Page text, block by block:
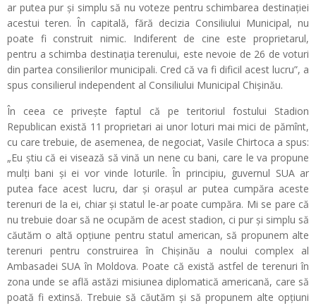
ar putea pur și simplu să nu voteze pentru schimbarea destinației
acestui teren. În capitală, fără decizia Consiliului Municipal, nu
poate fi construit nimic. Indiferent de cine este proprietarul,
pentru a schimba destinația terenului, este nevoie de 26 de voturi
din partea consilierilor municipali. Cred că va fi dificil acest lucru”, a
spus consilierul independent al Consiliului Municipal Chișinău.
În ceea ce privește faptul că pe teritoriul fostului Stadion
Republican există 11 proprietari ai unor loturi mai mici de pămînt,
cu care trebuie, de asemenea, de negociat, Vasile Chirtoca a spus:
„Eu știu că ei visează să vină un nene cu bani, care le va propune
mulți bani și ei vor vinde loturile. În principiu, guvernul SUA ar
putea face acest lucru, dar și orașul ar putea cumpăra aceste
terenuri de la ei, chiar și statul le-ar poate cumpăra. Mi se pare că
nu trebuie doar să ne ocupăm de acest stadion, ci pur și simplu să
căutăm o altă opțiune pentru statul american, să propunem alte
terenuri pentru construirea în Chișinău a noului complex al
Ambasadei SUA în Moldova. Poate că există astfel de terenuri în
zona unde se află astăzi misiunea diplomatică americană, care să
poată fi extinsă. Trebuie să căutăm și să propunem alte opțiuni